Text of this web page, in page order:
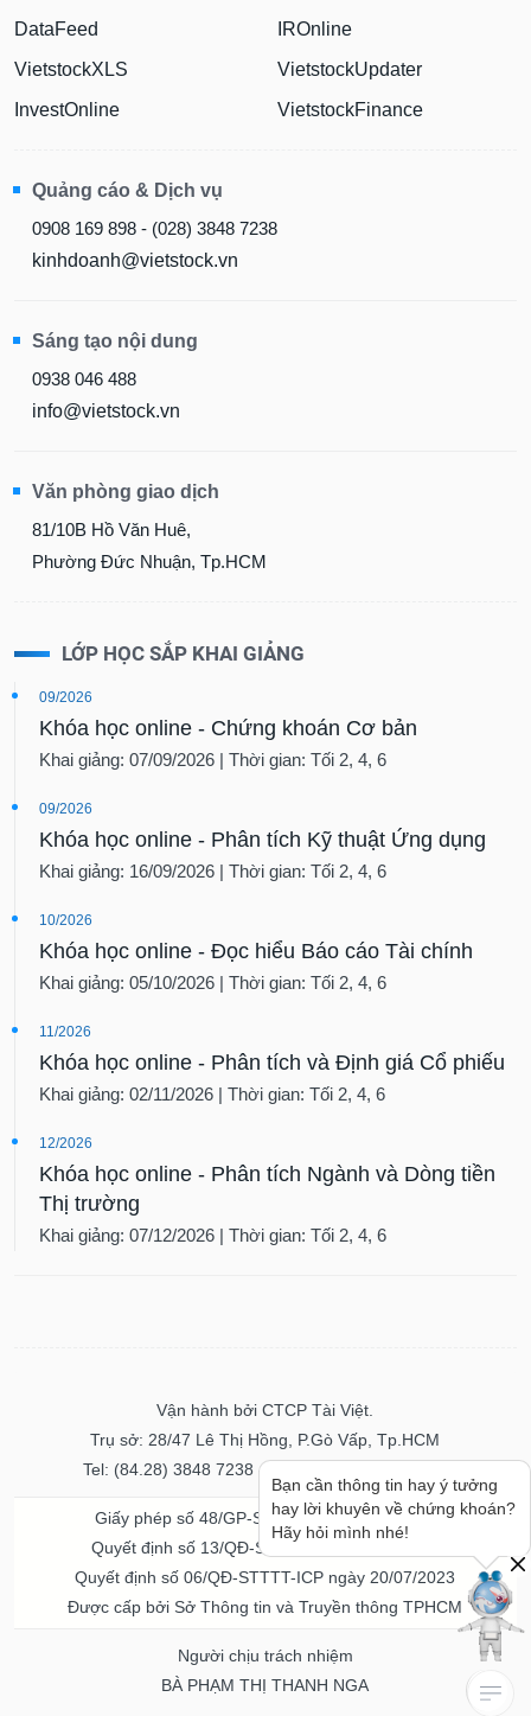
DataFeed
VietstockXLS
InvestOnline
IROnline
VietstockUpdater
VietstockFinance
Quảng cáo & Dịch vụ
0908 169 898 - (028) 3848 7238
kinhdoanh@vietstock.vn
Sáng tạo nội dung
0938 046 488
info@vietstock.vn
Văn phòng giao dịch
81/10B Hồ Văn Huê,
Phường Đức Nhuận, Tp.HCM
LỚP HỌC SẮP KHAI GIẢNG
09/2026
Khóa học online - Chứng khoán Cơ bản
Khai giảng: 07/09/2026 | Thời gian: Tối 2, 4, 6
09/2026
Khóa học online - Phân tích Kỹ thuật Ứng dụng
Khai giảng: 16/09/2026 | Thời gian: Tối 2, 4, 6
10/2026
Khóa học online - Đọc hiểu Báo cáo Tài chính
Khai giảng: 05/10/2026 | Thời gian: Tối 2, 4, 6
11/2026
Khóa học online - Phân tích và Định giá Cổ phiếu
Khai giảng: 02/11/2026 | Thời gian: Tối 2, 4, 6
12/2026
Khóa học online - Phân tích Ngành và Dòng tiền
Thị trường
Khai giảng: 07/12/2026 | Thời gian: Tối 2, 4, 6
Vận hành bởi CTCP Tài Việt.
Trụ sở: 28/47 Lê Thị Hồng, P.Gò Vấp, Tp.HCM
Tel: (84.28) 3848 7238 - Fax: (84.28) 3848 7237
Giấy phép số 48/GP-STTTT ngày 04/11/2016
Quyết định số 13/QĐ-STTTT ngày 02/11/2017
Quyết định số 06/QĐ-STTTT-ICP ngày 20/07/2023
Được cấp bởi Sở Thông tin và Truyền thông TPHCM
Người chịu trách nhiệm
BÀ PHẠM THỊ THANH NGA
Bạn cần thông tin hay ý tưởng
hay lời khuyên về chứng khoán?
Hãy hỏi mình nhé!